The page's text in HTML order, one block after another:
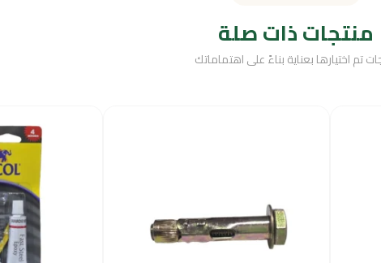
منتجات ذات صلة
تم اختيارها بعناية بناءً على اهتماماتك